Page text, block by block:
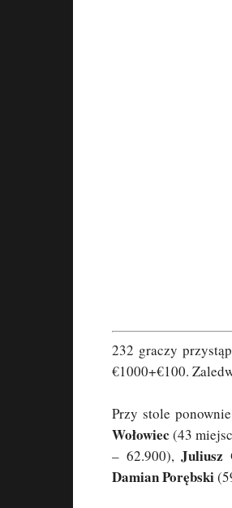
232 graczy
€1000+€100.
Przy stole
Wołowiec (43
– 62.900),Juliusz
Damian Porębski